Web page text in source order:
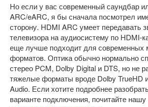
Но если у вас современный саундбар
ARC/eARC, я бы сначала посмотрел
сторону. HDMI ARC умеет передавать
телевизора на аудиосистему по HDMI-
еще лучше подходит для современных
форматов. Оптика обычно нормально
стерео PCM, Dolby Digital и DTS, но не
тяжелые форматы вроде Dolby TrueHD
Audio. Если хотите подробнее
варианте подключения, почитайте